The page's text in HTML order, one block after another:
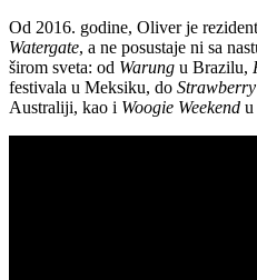
Od 2016. godine, Oliver je
Watergate, a ne posustaje ni sa
širom sveta: od Warung u Brazilu,
festivala u Meksiku, do
Australiji, kao i Woogie Weekend